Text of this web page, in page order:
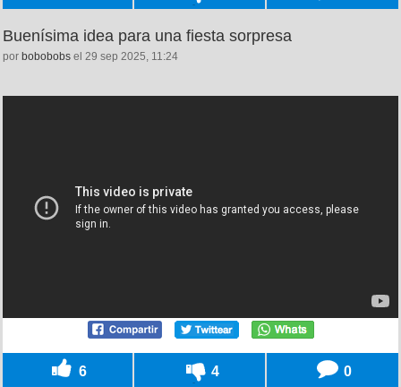
Buenísima idea para una fiesta sorpresa
por bobobobs el 29 sep 2025, 11:24
6 4 0